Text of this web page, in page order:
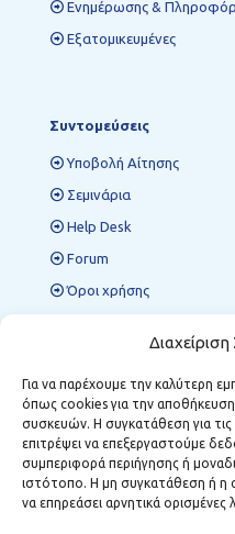
Για να παρέχουμε την καλύτερη
όπως cookies για την
συσκευών. Η συγκατάθεση για
επιτρέψει να επεξεργαστούμε
συμπεριφορά περιήγησης ή
ιστότοπο. Η μη συγκατάθεση ή η
να επηρεάσει αρνητικά ορισμένες
Ενημέρωσης &
Εξατομικευμένες
Συντομεύσεις
Υποβολή Αίτησης
Σεμινάρια
Help Desk
Forum
Όροι χρήσης
Περιφερειακές Δομές ΜΣΕ
Κοζάνη:Κωστή Παλαμά 12,
Φλώρινα:Δημάρχου
Μεγαλόπολη: